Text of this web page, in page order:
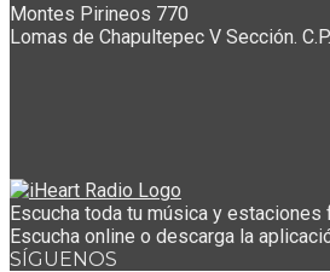
Montes Pirineos 770
Lomas de Chapultepec V Sección.
Escucha toda tu música y estaciones
Escucha online o descarga la
SÍGUENOS